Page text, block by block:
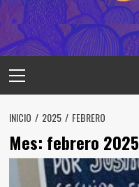
principal
INICIO 2025 FEBRERO
Mes: febrero 2025